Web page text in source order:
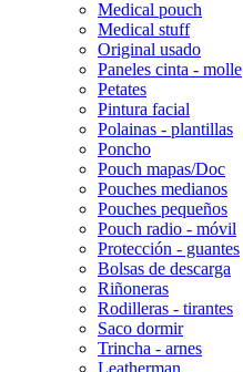
Medical pouch
Medical stuff
Original usado
Paneles cinta - molle
Petates
Pintura facial
Polainas - plantillas
Poncho
Pouch mapas/Doc
Pouches medianos
Pouches pequeños
Pouch radio - móvil
Protección - guantes
Bolsas de descarga
Riñoneras
Rodilleras - tirantes
Saco dormir
Trincha - arnes
Leatherman